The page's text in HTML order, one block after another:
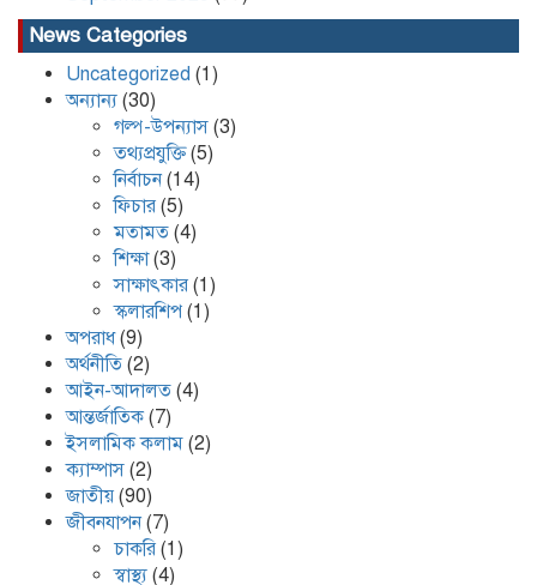
News Categories
Uncategorized (1)
অন্যান্য (30)
গল্প-উপন্যাস (3)
তথ্যপ্রযুক্তি(5)
নির্বাচন(14)
ফিচার (5)
মতামত (4)
শিক্ষা(3)
সাক্ষাৎকার (1)
স্কলারশিপ (1)
অপরাধ(9)
অর্থনীতি (2)
আইন-আদালত (4)
আন্তর্জাতিক(7)
ইসলামিক কলাম (2)
ক্যাম্পাস (2)
জাতীয়(90)
জীবনযাপন(7)
চাকরি (1)
স্বাস্থ্য (4)